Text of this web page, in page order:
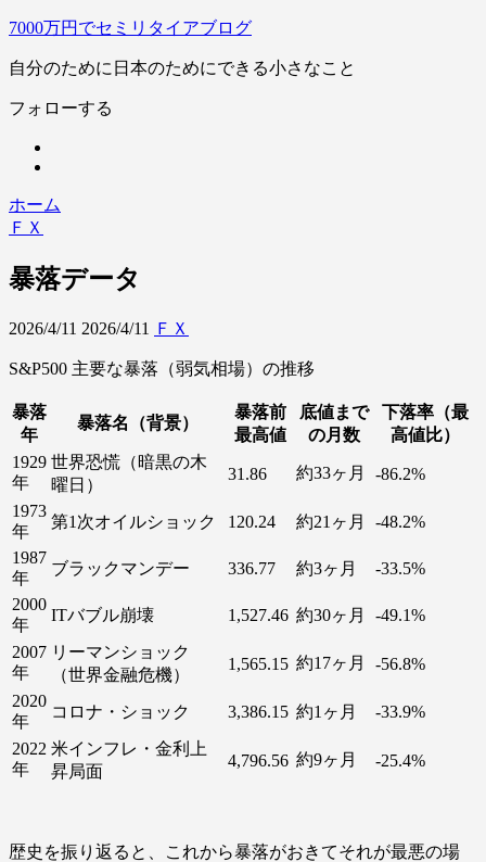
7000万円でセミリタイアブログ
自分のために日本のためにできる小さなこと
フォローする
ホーム
ＦＸ
暴落データ
2026/4/11 2026/4/11 ＦＸ
S&P500 主要な暴落（弱気相場）の推移
暴落
年
暴落名（背景）
暴落前
最高値
底値まで
の月数
下落率（最
高値比）
1929
年
世界恐慌（暗黒の木
曜日）
31.86 約33ヶ月
-86.2%
1973
年
第1次オイルショック 120.24 約21ヶ月
-48.2%
1987
年
ブラックマンデー 336.77 約3ヶ月
-33.5%
2000
年
ITバブル崩壊 1,527.46 約30ヶ月
-49.1%
2007
年
リーマンショック
（世界金融危機）
1,565.15 約17ヶ月
-56.8%
2020
年
コロナ・ショック 3,386.15 約1ヶ月
-33.9%
2022
年
米インフレ・金利上
昇局面
4,796.56 約9ヶ月 -25.4%
歴史を振り返ると、これから暴落がおきてそれが最悪の場